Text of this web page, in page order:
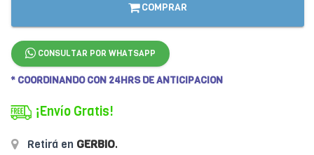
COMPRAR
CONSULTAR POR WHATSAPP
* COORDINANDO CON 24HRS DE ANTICIPACION
¡Envío Gratis!
Retirá en GERBIO.